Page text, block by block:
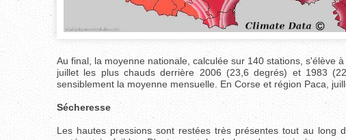
Au final, la moyenne nationale, calculée sur 140 stations, s'élève
juillet les plus chauds derrière 2006 (23,6 degrés) et 1983
sensiblement la moyenne mensuelle. En Corse et région Paca,
Sécheresse
Les hautes pressions sont restées très présentes tout au